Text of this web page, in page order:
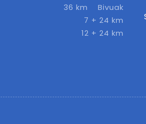
36 km
Bivuak
7 + 24 km
12 + 24 km